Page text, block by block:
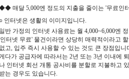
매달 5,000엔 정도의 지출을 줄이는 '무료인
○ 인터넷은 생활의 이미지입니다.
일반 가정의 인터넷 사용료는 월 4,000~6,000엔
인터넷 무료' 물건이라면 상당히 매력적이라고 할
없고, 입주 즉시 사용할 수 있는 것도 큰 장점입니
다가 공급자에 따라서는 2년 또는 3년 이내에
나 인터넷 회선 개통 공사비를 분할로 지불하고
받는 경우도 있습니다.